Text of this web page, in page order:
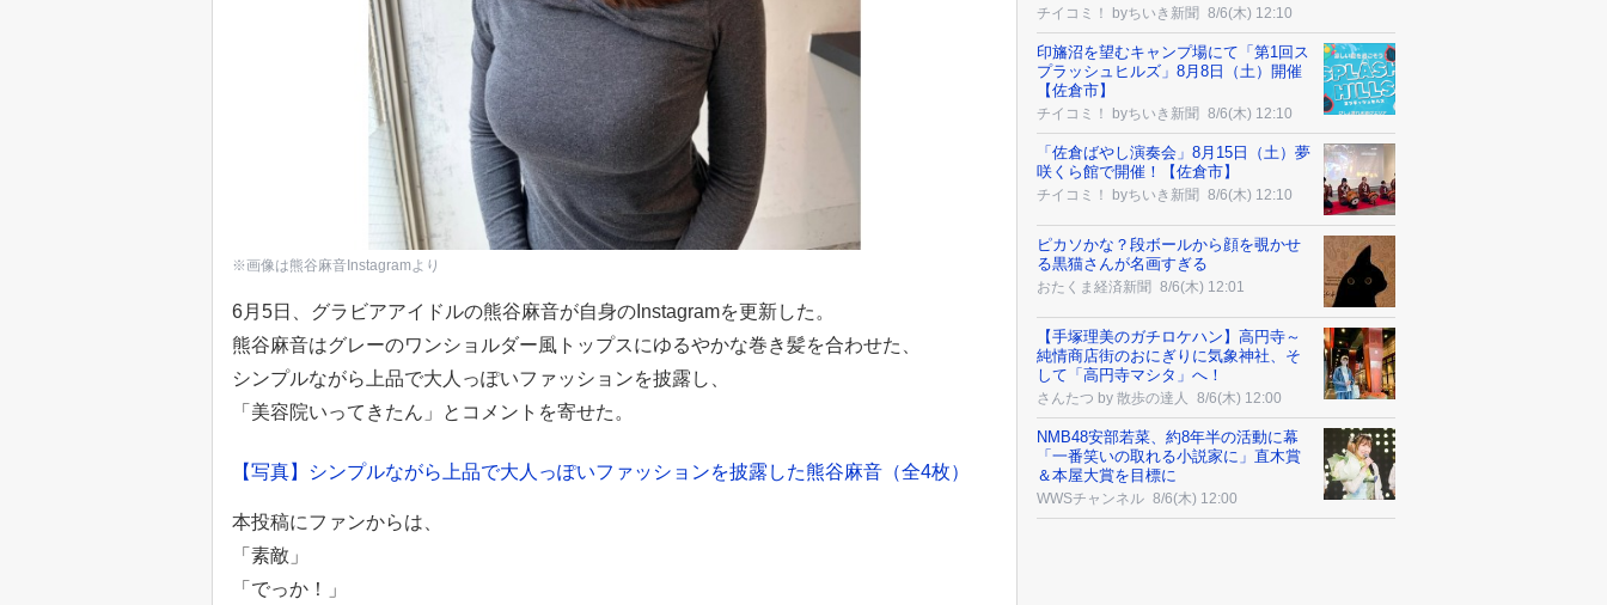
※画像は熊谷麻音Instagramより
6月5日、グラビアアイドルの熊谷麻音が自身のInstagramを更新した。
熊谷麻音はグレーのワンショルダー風トップスにゆるやかな巻き髪を合わせた、
シンプルながら上品で大人っぽいファッションを披露し、
「美容院いってきたん」とコメントを寄せた。
【写真】シンプルながら上品で大人っぽいファッションを披露した熊谷麻音（全4枚）
本投稿にファンからは、
「素敵」
「でっか！」
チイコミ！ byちいき新聞 8/6(木) 12:10
印旛沼を望むキャンプ場にて「第1回ス
プラッシュヒルズ」8月8日（土）開催
【佐倉市】
チイコミ！ byちいき新聞 8/6(木) 12:10
「佐倉ばやし演奏会」8月15日（土）夢
咲くら館で開催！【佐倉市】
チイコミ！ byちいき新聞 8/6(木) 12:10
ピカソかな？段ボールから顔を覗かせ
る黒猫さんが名画すぎる
おたくま経済新聞 8/6(木) 12:01
【手塚理美のガチロケハン】高円寺～
純情商店街のおにぎりに気象神社、そ
して「高円寺マシタ」へ！
さんたつ by 散歩の達人 8/6(木) 12:00
NMB48安部若菜、約8年半の活動に幕
「一番笑いの取れる小説家に」直木賞
＆本屋大賞を目標に
WWSチャンネル 8/6(木) 12:00